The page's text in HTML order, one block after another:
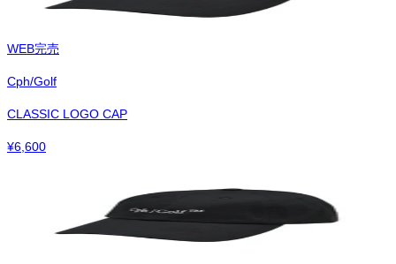
WEB完売
Cph/Golf
CLASSIC LOGO CAP
¥6,600